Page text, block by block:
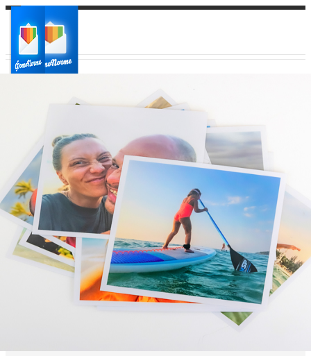
Ваш регион доставки
Выберите из списка: